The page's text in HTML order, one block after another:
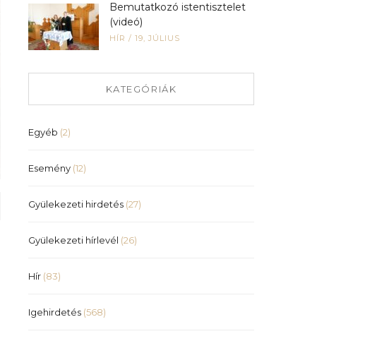
Bemutatkozó istentisztelet
(videó)
HÍR / 19, JÚLIUS
KATEGÓRIÁK
Egyéb (2)
Esemény (12)
Gyülekezeti hirdetés (27)
Gyülekezeti hírlevél (26)
Hír (83)
Igehirdetés (568)